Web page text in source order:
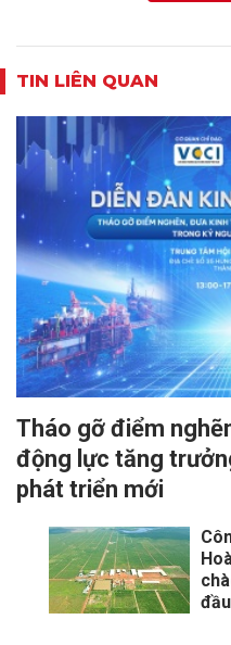
TIN LIÊN QUAN
Tháo gỡ điểm
động lực tăng
phát triển mới